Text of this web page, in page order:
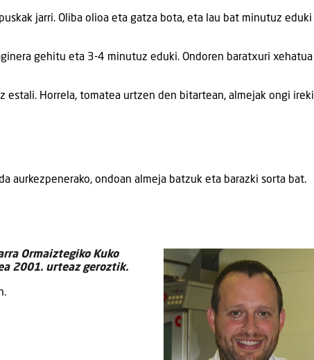
jarri. Oliba olioa eta gatza bota, eta lau bat minutuz eduki
gehitu eta 3-4 minutuz eduki. Ondoren baratxuri
Horrela, tomatea urtzen den bitartean, almejak ongi
aurkezpenerako, ondoan almeja batzuk eta barazki sorta bat.
Ormaiztegiko Kuko
2001. urteaz geroztik.